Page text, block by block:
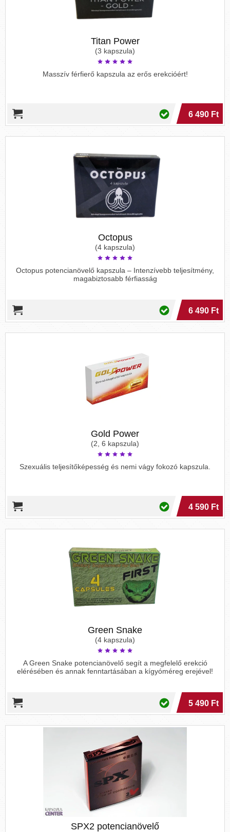
Titan Power
(3 kapszula)
Masszív férfierő kapszula az erős erekcióért!
6 490 Ft
Octopus
(4 kapszula)
Octopus potencianövelő kapszula – Intenzívebb teljesítmény,
magabiztosabb férfiasság
6 490 Ft
Gold Power
(2, 6 kapszula)
Szexuális teljesítőképesség és nemi vágy fokozó kapszula.
4 590 Ft
Green Snake
(4 kapszula)
A Green Snake potencianövelő segít a megfelelő erekció
elérésében és annak fenntartásában a kígyóméreg erejével!
5 490 Ft
SPX2 potencianövelő